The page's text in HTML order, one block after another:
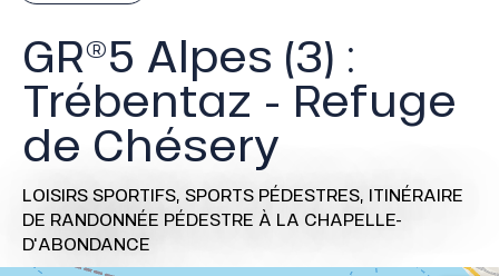
GR®5 Alpes (3) :
Trébentaz - Refuge
de Chésery
LOISIRS SPORTIFS, SPORTS PÉDESTRES, ITINÉRAIRE
DE RANDONNÉE PÉDESTRE À LA CHAPELLE-
D'ABONDANCE